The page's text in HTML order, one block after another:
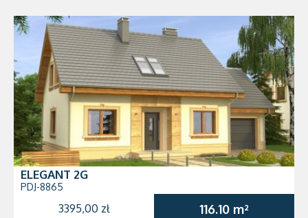
ELEGANT 2G
PDJ-8865
3395,00 zł 116.10 m²